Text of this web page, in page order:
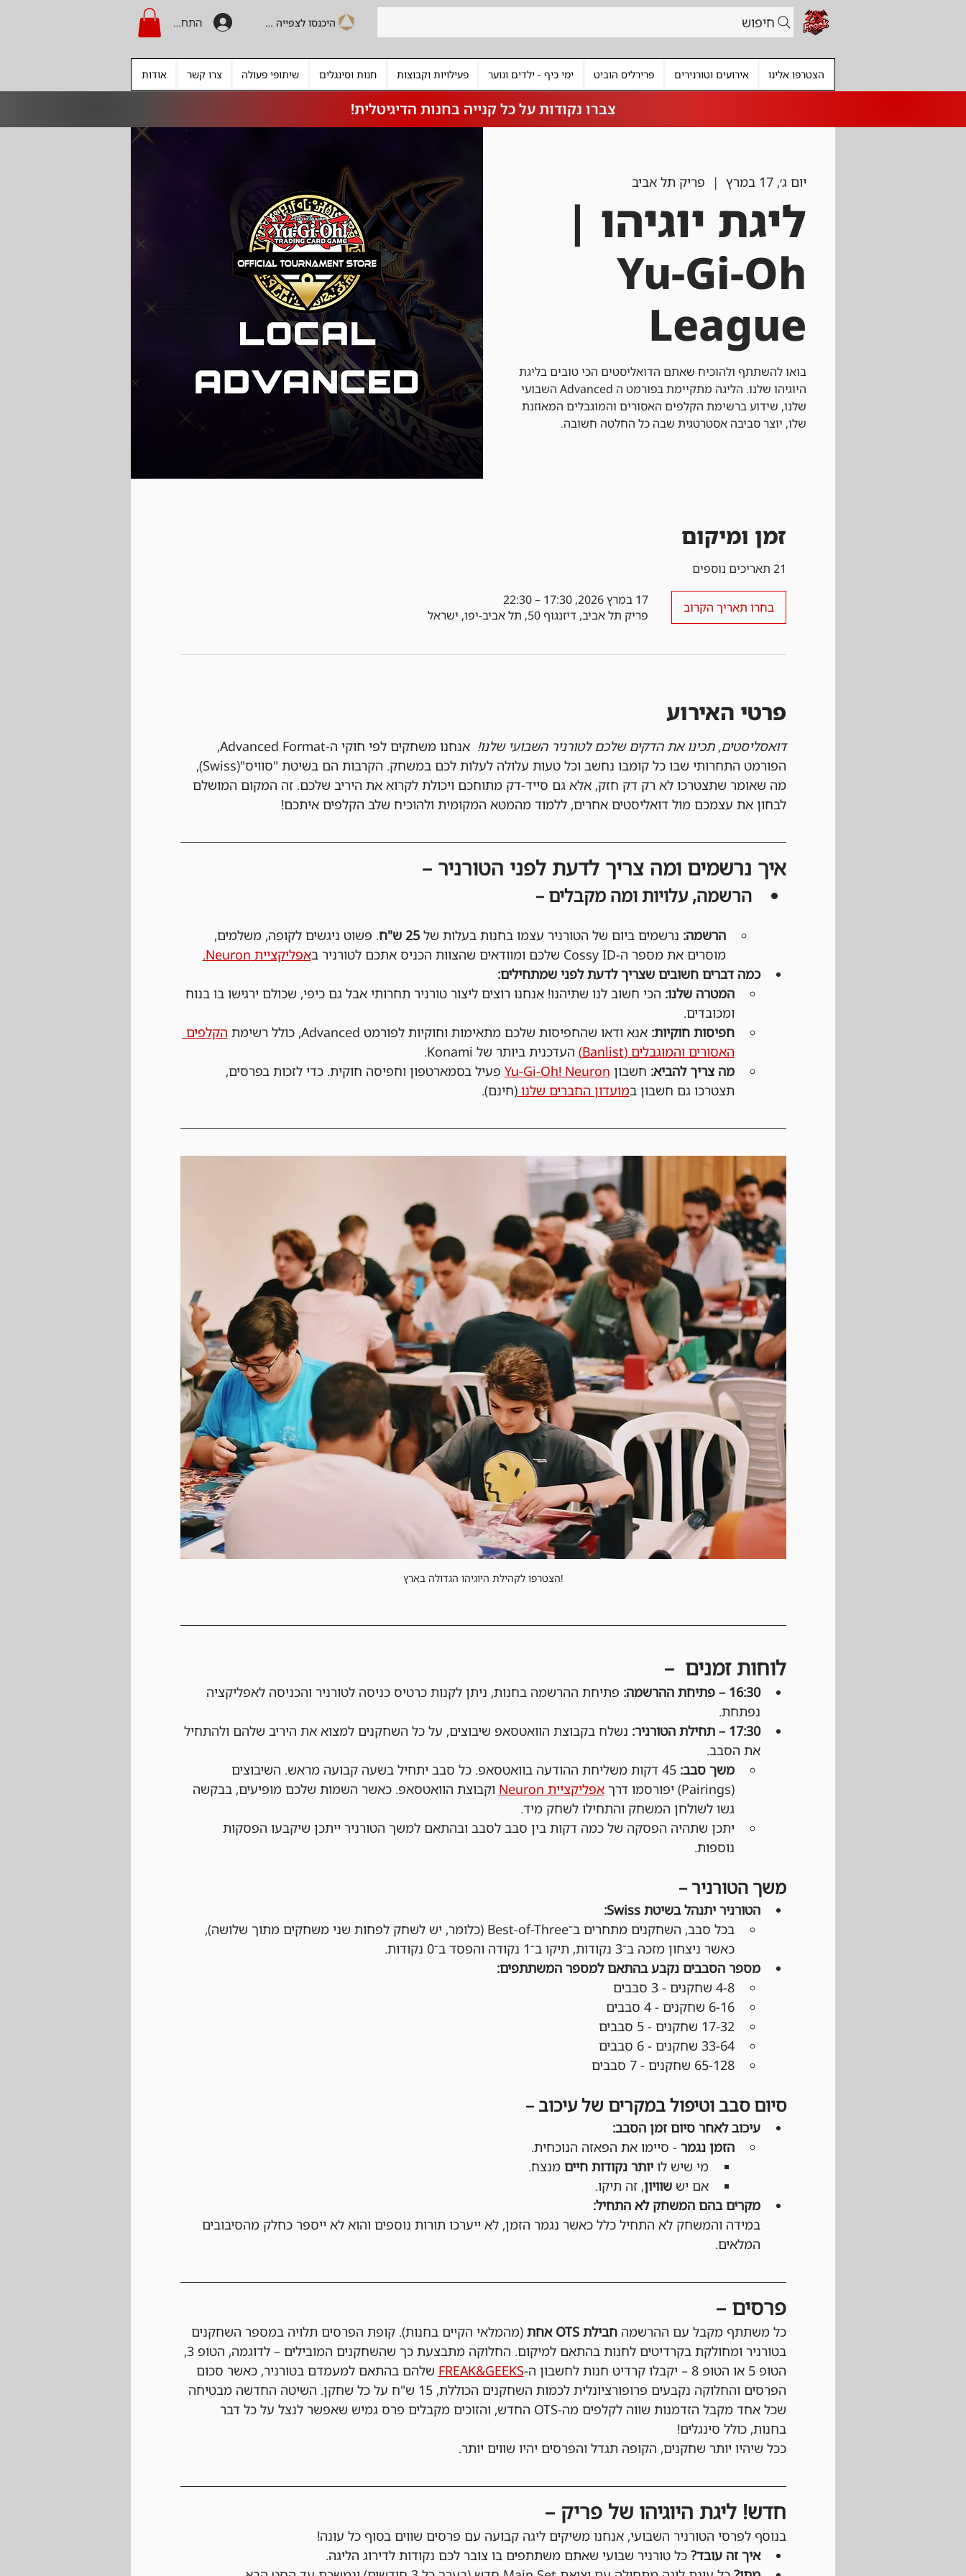
התחברות היכנסו לצפייה בקרדיט חיפוש
הצטרפו אלינו אירועים וטורנירים פרירליס הוביט ימי כיף - ילדים ונוער פעילויות וקבוצות חנות וסינגלים שיתופי פעולה צרו קשר אודות
צברו נקודות על כל קנייה בחנות הדיגיטלית!
יום ג׳, 17 במרץ
  |
פריק תל אביב
ליגת יוגיהו |
Yu-Gi-Oh
League
בואו להשתתף ולהוכיח שאתם הדואליסטים הכי טובים בליגת
היוגיהו שלנו. הליגה מתקיימת בפורמט ה Advanced השבועי
שלנו, שידוע ברשימת הקלפים האסורים והמוגבלים המאוזנת
שלו, יוצר סביבה אסטרטגית שבה כל החלטה חשובה.
זמן ומיקום
21 תאריכים נוספים
17 במרץ 2026, 17:30 – 22:30
פריק תל אביב, דיזנגוף 50, תל אביב-יפו, ישראל
בחרו תאריך הקרוב
פרטי האירוע
דואסליסטים, תכינו את הדקים שלכם לטורניר השבועי שלנו!
  אנחנו משחקים לפי חוקי ה-Advanced Format,
הפורמט התחרותי שבו כל קומבו נחשב וכל טעות עלולה לעלות לכם במשחק. הקרבות הם בשיטת "סוויס"(Swiss),
מה שאומר שתצטרכו לא רק דק חזק, אלא גם סייד-דק מתוחכם ויכולת לקרוא את היריב שלכם. זה המקום המושלם
לבחון את עצמכם מול דואליסטים אחרים, ללמוד מהמטא המקומית ולהוכיח שלב הקלפים איתכם!
איך נרשמים ומה צריך לדעת לפני הטורניר –
הרשמה, עלויות ומה מקבלים –
הרשמה: נרשמים ביום של הטורניר עצמו בחנות בעלות של 25 ש"ח
. פשוט ניגשים לקופה, משלמים,
מוסרים את מספר ה-Cossy ID שלכם ומוודאים שהצוות הכניס אתכם לטורניר ב
אפליקציית Neuron.
כמה דברים חשובים שצריך לדעת לפני שמתחילים:
המטרה שלנו: הכי חשוב לנו שתיהנו! אנחנו רוצים ליצור טורניר תחרותי אבל גם כיפי, שכולם ירגישו בו בנוח
ומכובדים.
חפיסות חוקיות: אנא ודאו שהחפיסות שלכם מתאימות וחוקיות לפורמט Advanced, כולל רשימת
הקלפים
האסורים והמוגבלים (Banlist)
העדכנית ביותר של Konami.
מה צריך להביא: חשבון Yu-Gi-Oh! Neuron פעיל בסמארטפון וחפיסה חוקית. כדי לזכות בפרסים,
תצטרכו גם חשבון במועדון החברים שלנו (חינם).
הצטרפו לקהילת היוגיהו הגדולה בארץ!
לוחות זמנים  –
16:30 – פתיחת ההרשמה:
פתיחת ההרשמה בחנות, ניתן לקנות כרטיס כניסה לטורניר והכניסה לאפליקציה
נפתחת.
17:30 – תחילת הטורניר:
נשלח בקבוצת הוואטסאפ שיבוצים, על כל השחקנים למצוא את היריב שלהם ולהתחיל
את הסבב.
משך סבב:
45 דקות משליחת ההודעה בוואטסאפ. כל סבב יתחיל בשעה קבועה מראש. השיבוצים
(Pairings) יפורסמו דרך
אפליקציית Neuron
וקבוצת הוואטסאפ. כאשר השמות שלכם מופיעים, בבקשה
גשו לשולחן המשחק והתחילו לשחק מיד.
יתכן שתהיה הפסקה של כמה דקות בין סבב לסבב ובהתאם למשך הטורניר ייתכן שיקבעו הפסקות
נוספות.
משך הטורניר –
הטורניר יתנהל בשיטת Swiss:
בכל סבב, השחקנים מתחרים ב־Best-of-Three (כלומר, יש לשחק לפחות שני משחקים מתוך שלושה),
כאשר ניצחון מזכה ב־3 נקודות, תיקו ב־1 נקודה והפסד ב־0 נקודות.
מספר הסבבים נקבע בהתאם למספר המשתתפים:
4-8 שחקנים - 3 סבבים
6-16 שחקנים - 4 סבבים
17-32 שחקנים - 5 סבבים
33-64 שחקנים - 6 סבבים
65-128 שחקנים - 7 סבבים
סיום סבב וטיפול במקרים של עיכוב –
עיכוב לאחר סיום זמן הסבב:
הזמן נגמר - סיימו את הפאזה הנוכחית.
מי שיש לו יותר נקודות חיים מנצח.
אם יש שוויון, זה תיקו.
מקרים בהם המשחק לא התחיל:
במידה והמשחק לא התחיל כלל כאשר נגמר הזמן, לא ייערכו תורות נוספים והוא לא ייספר כחלק מהסיבובים
המלאים.
פרסים –
כל משתתף מקבל עם ההרשמה חבילת OTS אחת
(מהמלאי הקיים בחנות). קופת הפרסים תלויה במספר השחקנים
בטורניר ומחולקת בקרדיטים לחנות בהתאם למיקום. החלוקה מתבצעת כך שהשחקנים המובילים – לדוגמה, הטופ 3,
הטופ 5 או הטופ 8 – יקבלו קרדיט חנות לחשבון ה-
FREAK&GEEKS שלהם בהתאם למעמדם בטורניר, כאשר סכום
הפרסים והחלוקה נקבעים פרופורציונלית לכמות השחקנים הכוללת, 15 ש"ח על כל שחקן. השיטה החדשה מבטיחה
שכל אחד מקבל הזדמנות שווה לקלפים מה-OTS החדש, והזוכים מקבלים פרס גמיש שאפשר לנצל על כל דבר
בחנות, כולל סינגלים!
ככל שיהיו יותר שחקנים, הקופה תגדל והפרסים יהיו שווים יותר.
חדש! ליגת היוגיהו של פריק –
בנוסף לפרסי הטורניר השבועי, אנחנו משיקים ליגה קבועה עם פרסים שווים בסוף כל עונה!
איך זה עובד? כל טורניר שבועי שאתם משתתפים בו צובר לכם נקודות לדירוג הליגה.